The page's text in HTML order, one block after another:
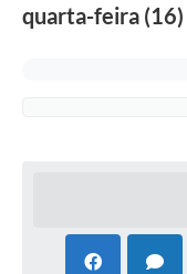
quarta-feira (16)